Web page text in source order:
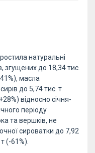
натуральні
згущених до 18,34 тис.
масла
до 5,74 тис. т
відносно січня-
періоду
та вершків, не
сироватки до 7,92
(-61%).